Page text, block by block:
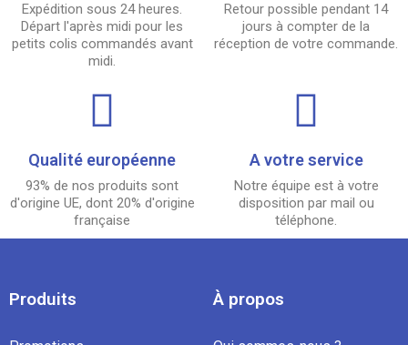
Expédition sous 24 heures.
Départ l'après midi pour les
petits colis commandés avant
midi.
Retour possible pendant 14
jours à compter de la
réception de votre commande.
Qualité européenne
93% de nos produits sont
d'origine UE, dont 20% d'origine
française
A votre service
Notre équipe est à votre
disposition par mail ou
téléphone.
Produits À propos